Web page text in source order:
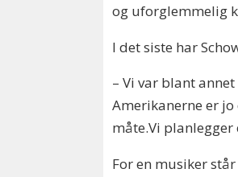
og uforglemmelig
I det siste har
– Vi var blant
Amerikanerne er
måte.Vi
For en musiker